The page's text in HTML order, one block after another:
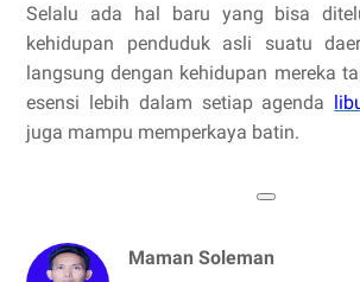
Selalu ada hal baru yang bisa
kehidupan penduduk asli suatu
langsung dengan kehidupan mereka
esensi lebih dalam setiap agenda
juga mampu memperkaya batin.
Maman Soleman